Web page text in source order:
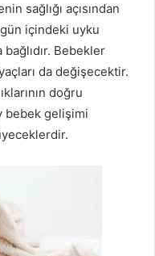
sağlığı açısından
içindeki uyku
Bebekler
da değişecektir.
doğru
bebek gelişimi